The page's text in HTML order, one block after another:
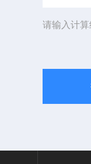
请输入计